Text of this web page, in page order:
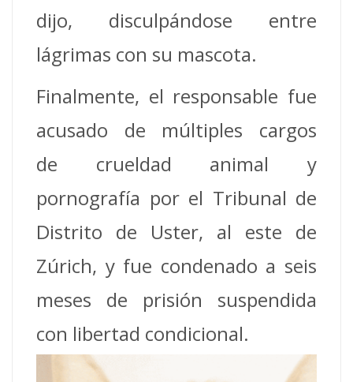
dijo, disculpándose entre
lágrimas con su mascota.
Finalmente, el responsable fue
acusado de múltiples cargos
de crueldad animal y
pornografía por el Tribunal de
Distrito de Uster, al este de
Zúrich, y fue condenado a seis
meses de prisión suspendida
con libertad condicional.